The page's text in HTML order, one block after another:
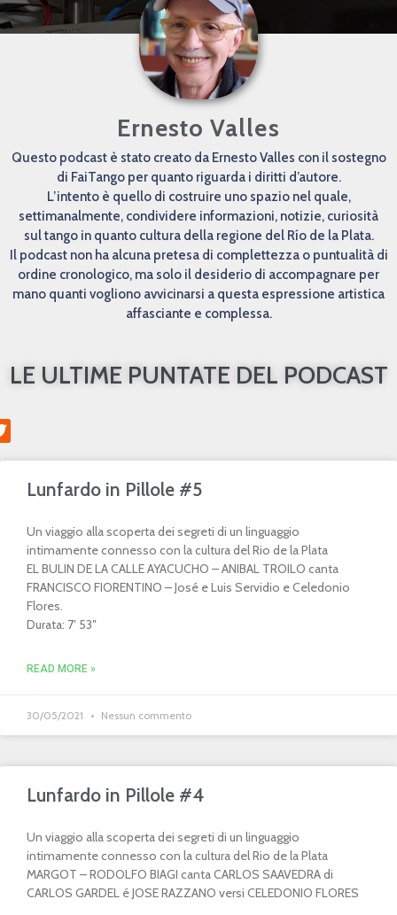
Ernesto Valles
Questo podcast è stato creato da Ernesto Valles con il sostegno
di FaiTango per quanto riguarda i diritti d’autore.
L’intento è quello di costruire uno spazio nel quale,
settimanalmente, condividere informazioni, notizie, curiosità
sul tango in quanto cultura della regione del Río de la Plata.
Il podcast non ha alcuna pretesa di complettezza o puntualità di
ordine cronologico, ma solo il desiderio di accompagnare per
mano quanti vogliono avvicinarsi a questa espressione artistica
affasciante e complessa.
LE ULTIME PUNTATE DEL PODCAST
Lunfardo in Pillole #5
Un viaggio alla scoperta dei segreti di un linguaggio
intimamente connesso con la cultura del Rio de la Plata
EL BULIN DE LA CALLE AYACUCHO – ANIBAL TROILO canta
FRANCISCO FIORENTINO – José e Luis Servidio e Celedonio
Flores.
Durata: 7′ 53″
READ MORE »
30/05/2021 Nessun commento
Lunfardo in Pillole #4
Un viaggio alla scoperta dei segreti di un linguaggio
intimamente connesso con la cultura del Rio de la Plata
MARGOT – RODOLFO BIAGI canta CARLOS SAAVEDRA di
CARLOS GARDEL é JOSE RAZZANO versi CELEDONIO FLORES